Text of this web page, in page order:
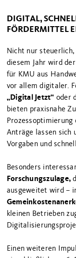
DIGITAL,
FÖRDERMITTEL
Nicht nur
diesem Jahr wird
für KMU aus
vor allem digitaler.
„Digital Jetzt“ oder
bieten praxisnahe
Anträge lassen sich
Vorgaben und
Besonders
Forschungszulage,
ausgeweitet wird –
kleinen Betrieben
Einen weiteren